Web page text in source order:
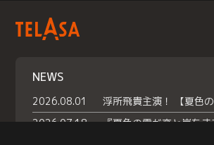
NEWS
2026.08.01
2026.07.18